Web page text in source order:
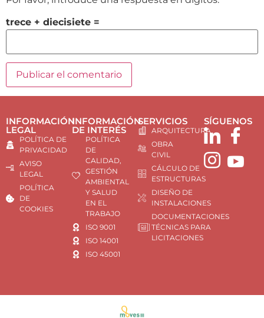
trece + diecisiete =
INFORMACIÓN
LEGAL
POLÍTICA DE
PRIVACIDAD
AVISO
LEGAL
POLÍTICA
DE
COOKIES
INFORMACIÓN
DE INTERÉS
POLÍTICA
DE
CALIDAD,
GESTIÓN
AMBIENTAL
Y SALUD
EN EL
TRABAJO
ISO 9001
ISO 14001
ISO 45001
SERVICIOS
ARQUITECTURA
OBRA
CIVIL
CÁLCULO DE
ESTRUCTURAS
DISEÑO DE
INSTALACIONES
DOCUMENTACIONES
TÉCNICAS PARA
LICITACIONES
SÍGUENOS